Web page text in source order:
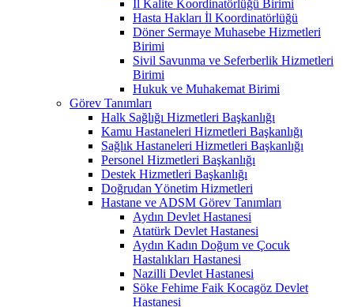
İl Kalite Koordinatörlüğü Birimi
Hasta Hakları İl Koordinatörlüğü
Döner Sermaye Muhasebe Hizmetleri
Birimi
Sivil Savunma ve Seferberlik Hizmetleri
Birimi
Hukuk ve Muhakemat Birimi
Görev Tanımları
Halk Sağlığı Hizmetleri Başkanlığı
Kamu Hastaneleri Hizmetleri Başkanlığı
Sağlık Hastaneleri Hizmetleri Başkanlığı
Personel Hizmetleri Başkanlığı
Destek Hizmetleri Başkanlığı
Doğrudan Yönetim Hizmetleri
Hastane ve ADSM Görev Tanımları
Aydın Devlet Hastanesi
Atatürk Devlet Hastanesi
Aydın Kadın Doğum ve Çocuk
Hastalıkları Hastanesi
Nazilli Devlet Hastanesi
Söke Fehime Faik Kocagöz Devlet
Hastanesi